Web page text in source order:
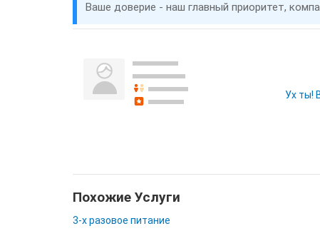
Ваше доверие - наш главный приоритет,
Ух ты!
Похожие Услуги
3-х разовое питание